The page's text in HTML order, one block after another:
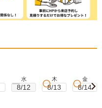
水
8/12
木
8/13
金
8/14